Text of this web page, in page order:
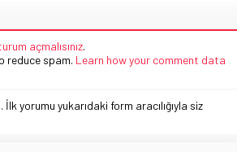
açmalısınız.
reduce spam. Learn how your comment data
İlk yorumu yukarıdaki form aracılığıyla siz